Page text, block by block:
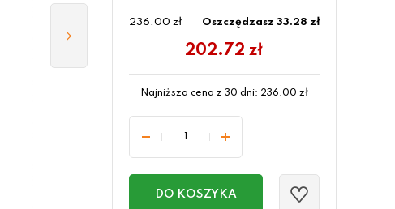
236.00 zł Oszczędzasz 33.28 zł
202.72 zł
Najniższa cena z 30 dni: 236.00 zł
DO KOSZYKA